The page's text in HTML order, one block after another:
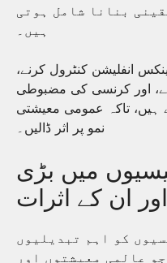
بنانا شامل ہوتی
ہیں۔
انفلیشن کنٹرول کرنے،
اور کرنسی کی مضبوطی
ہیں، تاکہ عمومی معیشتی
نمو پر اثر ڈالیں۔
میں بڑی
ان کے اثرات
کو اہم تبدیلیوں
عالمی معیشتوں اور